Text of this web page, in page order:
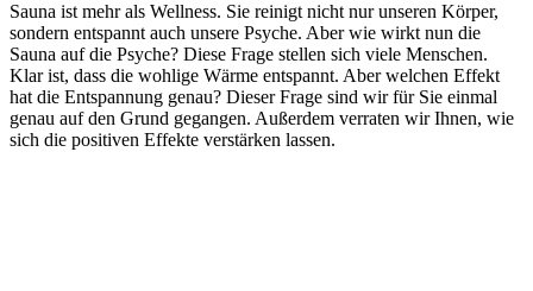
Sauna ist mehr als Wellness. Sie reinigt nicht nur unseren Körper,
sondern entspannt auch unsere Psyche. Aber wie wirkt nun die
Sauna auf die Psyche? Diese Frage stellen sich viele Menschen.
Klar ist, dass die wohlige Wärme entspannt. Aber welchen Effekt
hat die Entspannung genau? Dieser Frage sind wir für Sie einmal
genau auf den Grund gegangen. Außerdem verraten wir Ihnen, wie
sich die positiven Effekte verstärken lassen.